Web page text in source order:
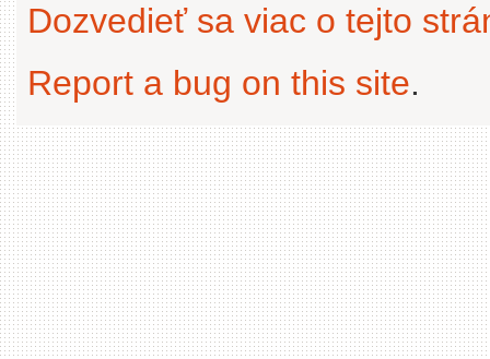
Dozvedieť sa viac o tejto
Report a bug on this site.